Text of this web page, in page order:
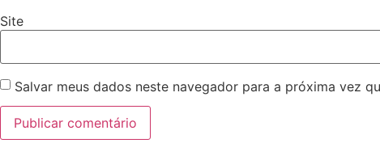
Site
Salvar meus dados neste navegador para a próxima vez